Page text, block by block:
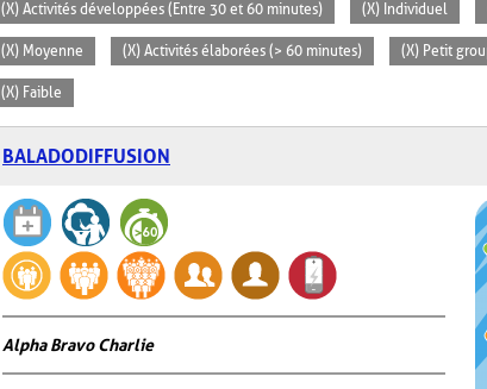
(X) Activités développées (Entre 30 et 60 minutes) (X) Individuel
(X) Moyenne (X) Activités élaborées (> 60 minutes) (X) Petit
(X) Faible
BALADODIFFUSION
Alpha Bravo Charlie